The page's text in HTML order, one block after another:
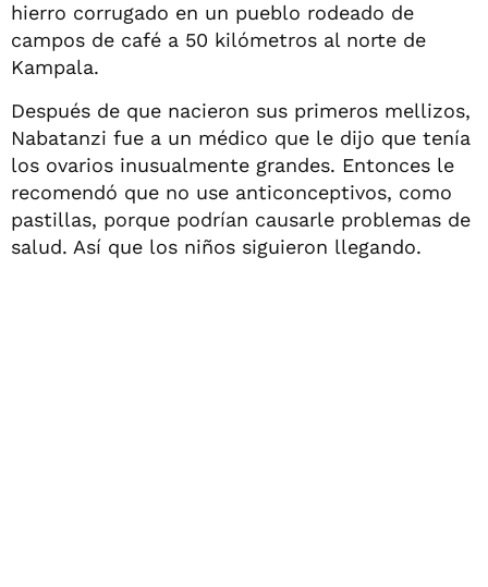
hierro corrugado en un pueblo rodeado de
campos de café a 50 kilómetros al norte de
Kampala.
Después de que nacieron sus primeros mellizos,
Nabatanzi fue a un médico que le dijo que tenía
los ovarios inusualmente grandes. Entonces le
recomendó que no use anticonceptivos, como
pastillas, porque podrían causarle problemas de
salud. Así que los niños siguieron llegando.